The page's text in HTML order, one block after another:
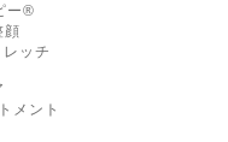
ー®
顔
ッチ
メント